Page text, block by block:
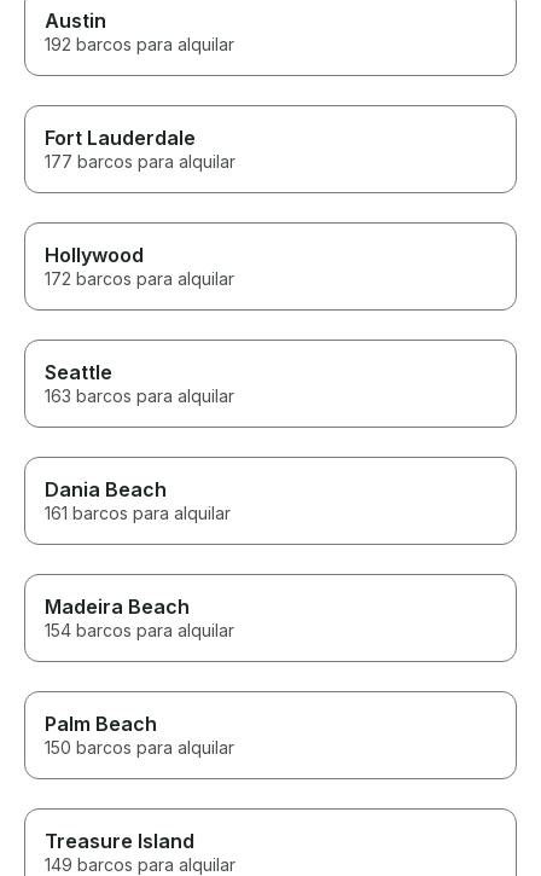
Austin
192 barcos para alquilar
Fort Lauderdale
177 barcos para alquilar
Hollywood
172 barcos para alquilar
Seattle
163 barcos para alquilar
Dania Beach
161 barcos para alquilar
Madeira Beach
154 barcos para alquilar
Palm Beach
150 barcos para alquilar
Treasure Island
149 barcos para alquilar